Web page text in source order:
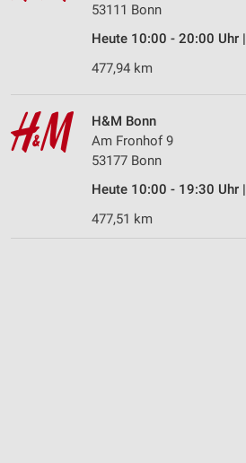
53111 Bonn
Heute 10:00 - 20:00 Uhr |
477,94 km
H&M Bonn
Am Fronhof 9
53177 Bonn
Heute 10:00 - 19:30 Uhr |
477,51 km